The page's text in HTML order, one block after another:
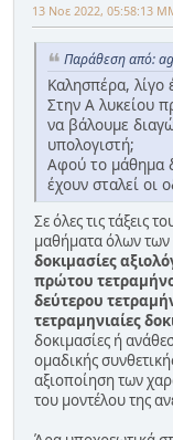
13 Νοε 2022, 05:58:13
Παράθεση από:
Καλησπέρα, λίγο
Στην Α λυκείου
να βάλουμε
υπολογιστή;
Αφού το μάθημα
έχουν σταλεί οι
Σε όλες τις τάξεις
μαθήματα όλων
δοκιμασίες
πρώτου
δεύτερου
τετραμηνιαίες
δοκιμασίες ή
ομαδικής
αξιοποίηση των
του μοντέλου της